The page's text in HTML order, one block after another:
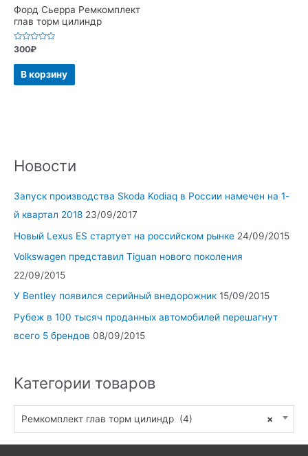
Новости
Запуск производства Skoda Kodiaq в России намечен на 1-
й квартал 2018 23/09/2017
Новый Lexus ES стартует на российском рынке 24/09/2015
Volkswagen представил Tiguan нового поколения
22/09/2015
У Bentley появился серийный внедорожник 15/09/2015
Рубеж в 100 тысяч проданных автомобилей перешагнут
всего 5 брендов 08/09/2015
Категории товаров
×
Ремкомплект глав торм цилиндр (4)
Форд Сьерра Ремкомплект
глав торм цилиндр
Оценка
0
из
300₽
В корзину